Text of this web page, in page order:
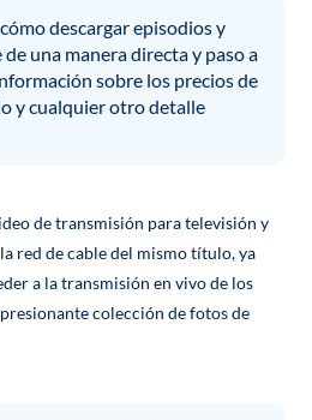
descargar episodios y
una manera directa y paso a
sobre los precios de
y cualquier otro detalle
de transmisión para televisión y
red de cable del mismo título, ya
a la transmisión en vivo de los
colección de fotos de